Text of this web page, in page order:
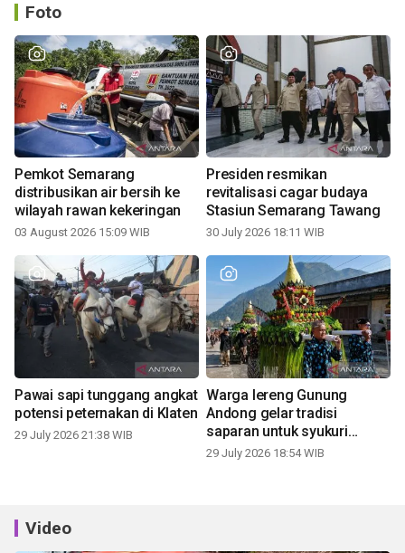
Foto
Pemkot Semarang
distribusikan air bersih ke
wilayah rawan kekeringan
03 August 2026 15:09 WIB
Presiden resmikan
revitalisasi cagar budaya
Stasiun Semarang Tawang
30 July 2026 18:11 WIB
Pawai sapi tunggang angkat
potensi peternakan di Klaten
29 July 2026 21:38 WIB
Warga lereng Gunung
Andong gelar tradisi
saparan untuk syukuri
panen
29 July 2026 18:54 WIB
Video